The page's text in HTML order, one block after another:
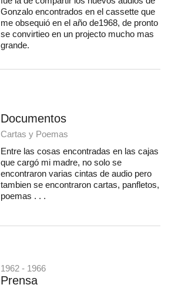
Gonzalo encontrados en el cassette que
me obsequió en el año de1968, de pronto
se convirtieo en un projecto mucho mas
grande.
Documentos
Cartas y Poemas
Entre las cosas encontradas en las cajas
que cargó mi madre, no solo se
encontraron varias cintas de audio pero
tambien se encontraron cartas, panfletos,
poemas . . .
1962 - 1966
Prensa